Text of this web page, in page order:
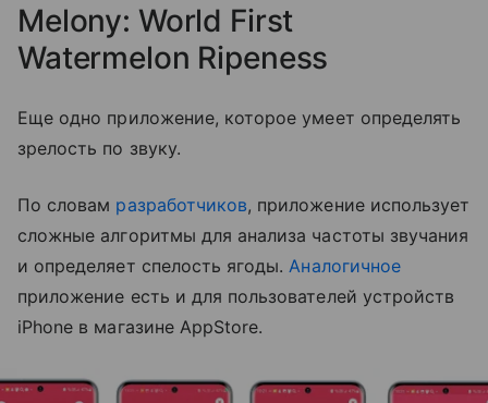
Melony: World First
Watermelon Ripeness
Еще одно приложение, которое умеет определять
зрелость по звуку.
По словам разработчиков, приложение использует
сложные алгоритмы для анализа частоты звучания
и определяет спелость ягоды. Аналогичное
приложение есть и для пользователей устройств
iPhone в магазине AppStore.